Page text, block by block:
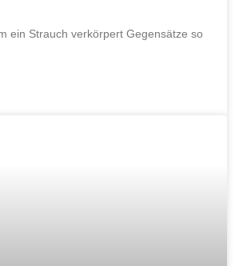
ein Strauch verkörpert Gegensätze so